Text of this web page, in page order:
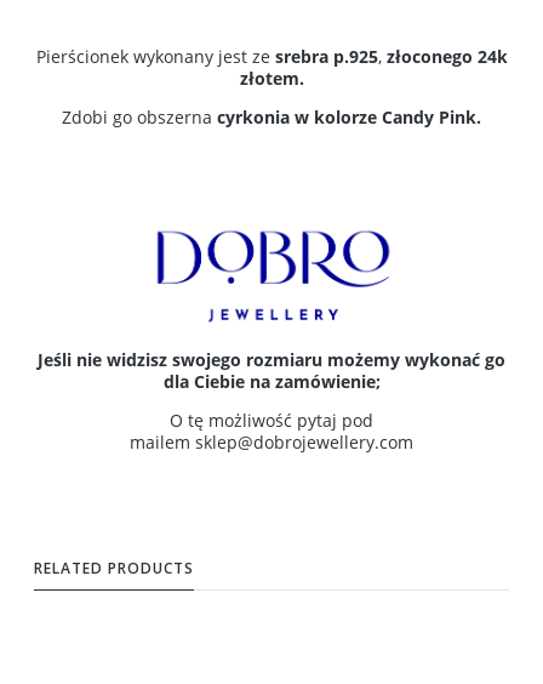
Pierścionek wykonany jest ze srebra p.925, złoconego 24k
złotem.
Zdobi go obszerna cyrkonia w kolorze Candy Pink.
Jeśli nie widzisz swojego rozmiaru możemy wykonać go
dla Ciebie na zamówienie;
O tę możliwość pytaj pod
mailem sklep@dobrojewellery.com
RELATED PRODUCTS